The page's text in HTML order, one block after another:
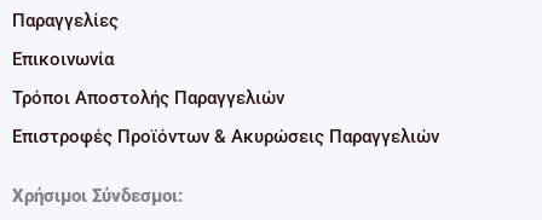
Παραγγελίες
Επικοινωνία
Τρόποι Αποστολής Παραγγελιών
Επιστροφές Προϊόντων & Ακυρώσεις Παραγγελιών
Χρήσιμοι Σύνδεσμοι: